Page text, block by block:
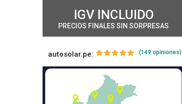
IGV INCLUIDO
PRECIOS FINALES SIN SORPRESAS
autosolar.pe: (149 opiniones)